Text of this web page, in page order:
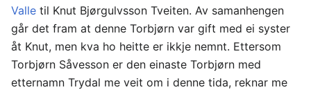
Valle til Knut Bjørgulvsson Tveiten. Av samanhengen
går det fram at denne Torbjørn var gift med ei syster
åt Knut, men kva ho heitte er ikkje nemnt. Ettersom
Torbjørn Såvesson er den einaste Torbjørn med
etternamn Trydal me veit om i denne tida, reknar me